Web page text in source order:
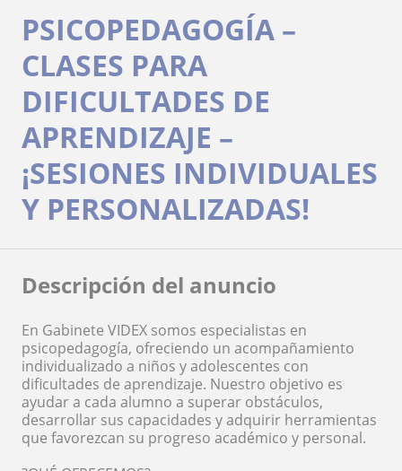
PSICOPEDAGOGÍA –
CLASES PARA
DIFICULTADES DE
APRENDIZAJE –
¡SESIONES INDIVIDUALES
Y PERSONALIZADAS!
Descripción del anuncio
En Gabinete VIDEX somos especialistas en
psicopedagogía, ofreciendo un acompañamiento
individualizado a niños y adolescentes con
dificultades de aprendizaje. Nuestro objetivo es
ayudar a cada alumno a superar obstáculos,
desarrollar sus capacidades y adquirir herramientas
que favorezcan su progreso académico y personal.